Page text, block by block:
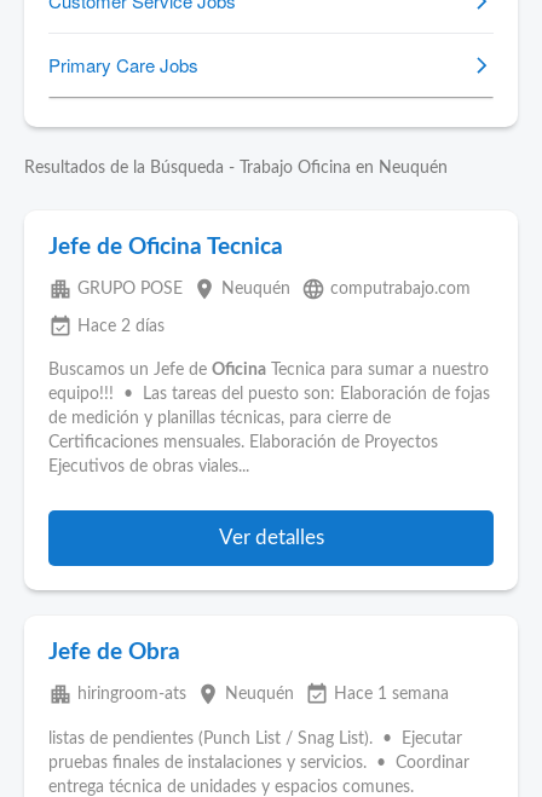
Resultados de la Búsqueda - Trabajo Oficina en Neuquén
Jefe de Oficina Tecnica
apartment GRUPO POSE place Neuquén language computrabajo.com
event_available Hace 2 días
Buscamos un Jefe de Oficina Tecnica para sumar a nuestro
equipo!!! • Las tareas del puesto son: Elaboración de fojas
de medición y planillas técnicas, para cierre de
Certificaciones mensuales. Elaboración de Proyectos
Ejecutivos de obras viales...
Ver detalles
Jefe de Obra
apartment hiringroom-ats place Neuquén event_available Hace 1 semana
listas de pendientes (Punch List / Snag List). • Ejecutar
pruebas finales de instalaciones y servicios. • Coordinar
entrega técnica de unidades y espacios comunes.